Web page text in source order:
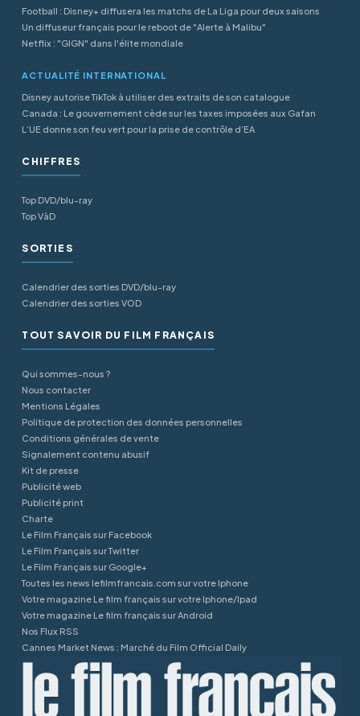
Football : Disney+ diffusera les matchs de La Liga pour deux saisons
Un diffuseur français pour le reboot de "Alerte à Malibu"
Netflix : "GIGN" dans l'élite mondiale
ACTUALITÉ INTERNATIONAL
Disney autorise TikTok à utiliser des extraits de son catalogue
Canada : Le gouvernement cède sur les taxes imposées aux Gafan
L’UE donne son feu vert pour la prise de contrôle d’EA
CHIFFRES
Top DVD/blu-ray
Top VàD
SORTIES
Calendrier des sorties DVD/blu-ray
Calendrier des sorties VOD
TOUT SAVOIR DU FILM FRANÇAIS
Qui sommes-nous ?
Nous contacter
Mentions Légales
Politique de protection des données personnelles
Conditions générales de vente
Signalement contenu abusif
Kit de presse
Publicité web
Publicité print
Charte
Le Film Français sur Facebook
Le Film Français sur Twitter
Le Film Français sur Google+
Toutes les news lefilmfrancais.com sur votre Iphone
Votre magazine Le film français sur votre Iphone/Ipad
Votre magazine Le film français sur Android
Nos Flux RSS
Cannes Market News : Marché du Film Official Daily